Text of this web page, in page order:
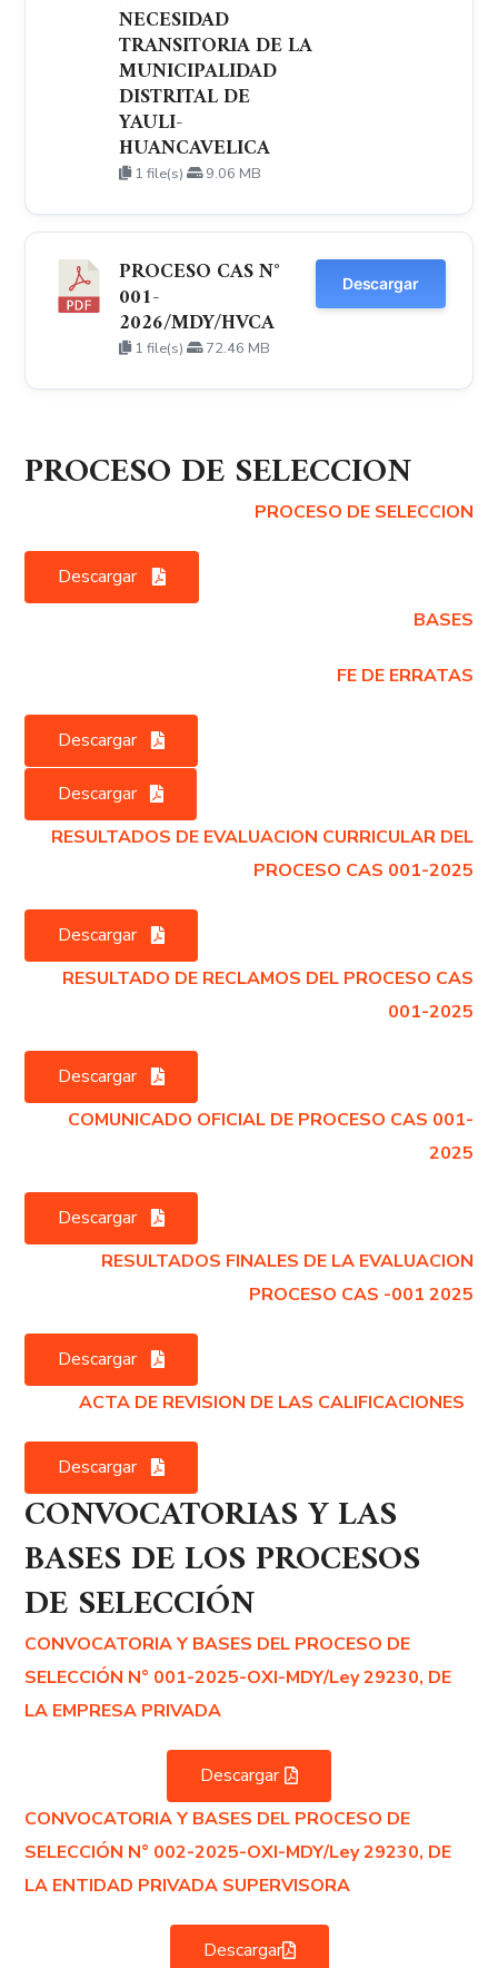
NECESIDAD
TRANSITORIA DE LA
MUNICIPALIDAD
DISTRITAL DE
YAULI-
HUANCAVELICA
1 file(s) 9.06 MB
PROCESO CAS N°
001-
2026/MDY/HVCA
1 file(s) 72.46 MB
Descargar
PROCESO DE SELECCION
PROCESO DE SELECCION
Descargar
BASES
FE DE ERRATAS
Descargar
Descargar
RESULTADOS DE EVALUACION CURRICULAR DEL
PROCESO CAS 001-2025
Descargar
RESULTADO DE RECLAMOS DEL PROCESO CAS
001-2025
Descargar
COMUNICADO OFICIAL DE PROCESO CAS 001-
2025
Descargar
RESULTADOS FINALES DE LA EVALUACION
PROCESO CAS -001 2025
Descargar
ACTA DE REVISION DE LAS CALIFICACIONES
Descargar
CONVOCATORIAS Y LAS
BASES DE LOS PROCESOS
DE SELECCIÓN
CONVOCATORIA Y BASES DEL PROCESO DE
SELECCIÓN N° 001-2025-OXI-MDY/Ley 29230, DE
LA EMPRESA PRIVADA
Descargar
CONVOCATORIA Y BASES DEL PROCESO DE
SELECCIÓN N° 002-2025-OXI-MDY/Ley 29230, DE
LA ENTIDAD PRIVADA SUPERVISORA
Descargar